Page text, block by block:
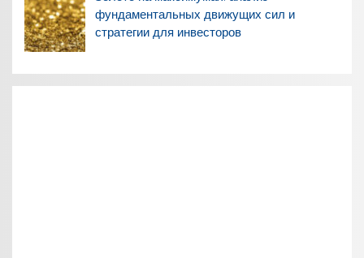
фундаментальных движущих сил и
стратегии для инвесторов